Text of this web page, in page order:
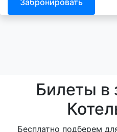
Забронировать
Билеты в
Бесплатно подберем